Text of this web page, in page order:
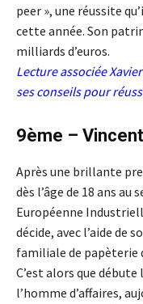
peer », une réussite
cette année. Son
milliards d’euros.
Lecture associée
ses conseils pour
9ème –
Après une brillante
dès l’âge de 18 ans au
Européenne
décide, avec l’aide de
familiale de papèterie
C’est alors que
l’homme d’affaires,